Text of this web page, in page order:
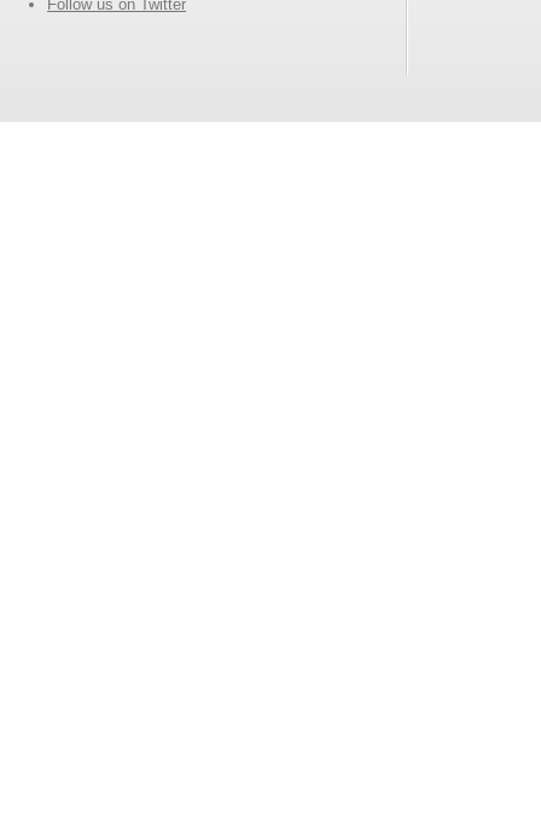
Follow us on Twitter